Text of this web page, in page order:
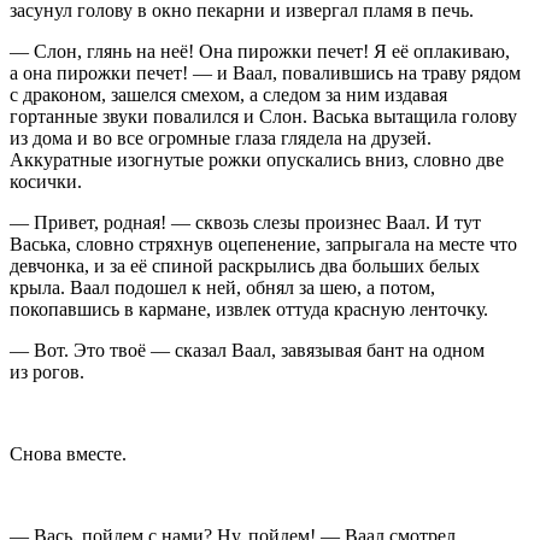
засунул голову в окно пекарни и извергал пламя в печь.
— Слон, глянь на неё! Она пирожки печет! Я её оплакиваю,
а она пирожки печет! — и Ваал, повалившись на траву рядом
с драконом, зашелся смехом, а следом за ним издавая
гортанные звуки повалился и Слон. Васька вытащила голову
из дома и во все огромные глаза глядела на друзей.
Аккуратные изогнутые рожки опускались вниз, словно две
косички.
— Привет, родная! — сквозь слезы произнес Ваал. И тут
Васька, словно стряхнув оцепенение, запрыгала на месте что
девчонка, и за её спиной раскрылись два больших белых
крыла. Ваал подошел к ней, обнял за шею, а потом,
покопавшись в кармане, извлек оттуда красную ленточку.
— Вот. Это твоё — сказал Ваал, завязывая бант на одном
из рогов.
Снова вместе.